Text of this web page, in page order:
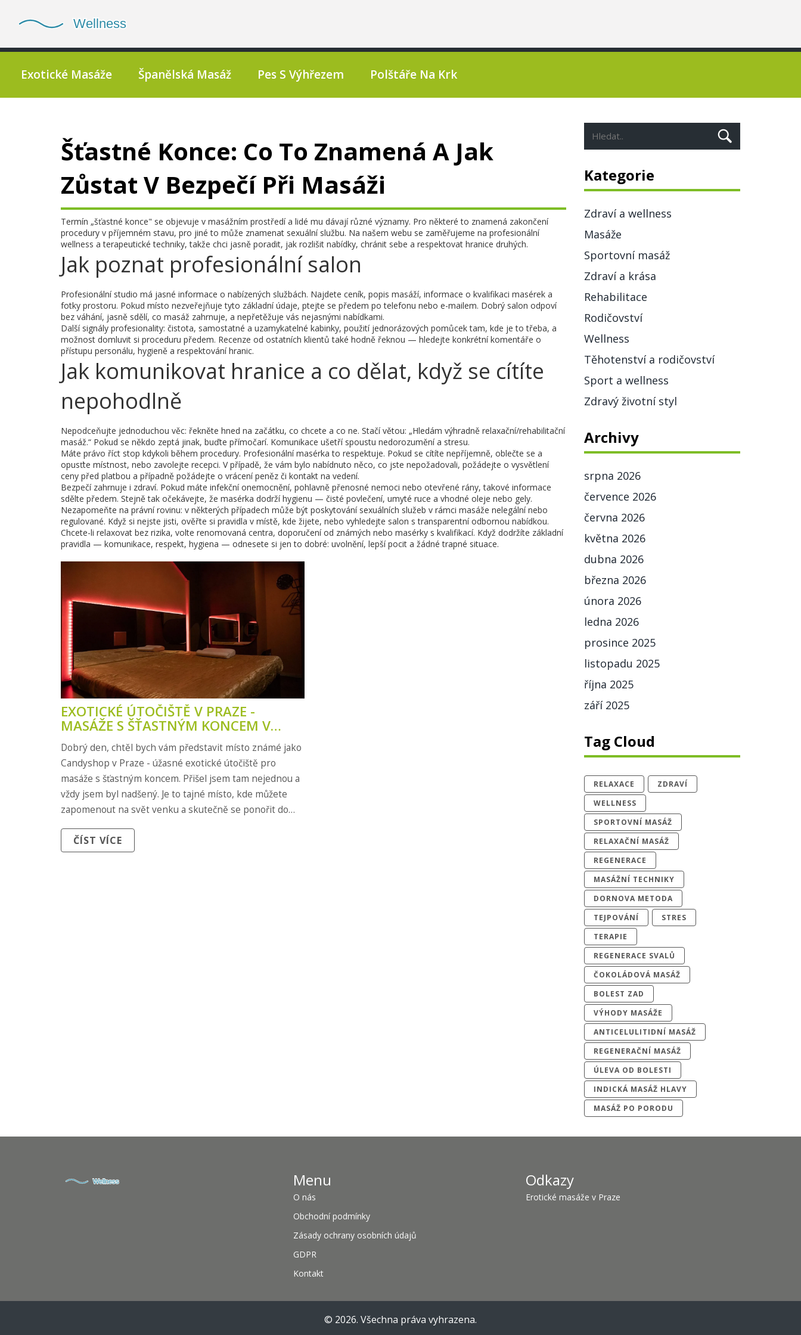
Exotické Masáže Španělská Masáž Pes S Výhřezem Polštáře Na Krk
Šťastné Konce: Co To Znamená A Jak
Zůstat V Bezpečí Při Masáži
Termín „šťastné konce" se objevuje v masážním prostředí a lidé mu dávají různé významy. Pro některé to znamená zakončení
procedury v příjemném stavu, pro jiné to může znamenat sexuální službu. Na našem webu se zaměřujeme na profesionální
wellness a terapeutické techniky, takže chci jasně poradit, jak rozlišit nabídky, chránit sebe a respektovat hranice druhých.
Jak poznat profesionální salon
Profesionální studio má jasné informace o nabízených službách. Najdete ceník, popis masáží, informace o kvalifikaci masérek a
fotky prostoru. Pokud místo nezveřejňuje tyto základní údaje, ptejte se předem po telefonu nebo e-mailem. Dobrý salon odpoví
bez váhání, jasně sdělí, co masáž zahrnuje, a nepřetěžuje vás nejasnými nabídkami.
Další signály profesionality: čistota, samostatné a uzamykatelné kabinky, použití jednorázových pomůcek tam, kde je to třeba, a
možnost domluvit si proceduru předem. Recenze od ostatních klientů také hodně řeknou — hledejte konkrétní komentáře o
přístupu personálu, hygieně a respektování hranic.
Jak komunikovat hranice a co dělat, když se cítíte
nepohodlně
Nepodceňujte jednoduchou věc: řekněte hned na začátku, co chcete a co ne. Stačí větou: „Hledám výhradně relaxační/rehabilitační
masáž.“ Pokud se někdo zeptá jinak, buďte přímočarí. Komunikace ušetří spoustu nedorozumění a stresu.
Máte právo říct stop kdykoli během procedury. Profesionální masérka to respektuje. Pokud se cítíte nepříjemně, oblečte se a
opusťte místnost, nebo zavolejte recepci. V případě, že vám bylo nabídnuto něco, co jste nepožadovali, požádejte o vysvětlení
ceny před platbou a případně požádejte o vrácení peněz či kontakt na vedení.
Bezpečí zahrnuje i zdraví. Pokud máte infekční onemocnění, pohlavně přenosné nemoci nebo otevřené rány, takové informace
sdělte předem. Stejně tak očekávejte, že masérka dodrží hygienu — čisté povlečení, umyté ruce a vhodné oleje nebo gely.
Nezapomeňte na právní rovinu: v některých případech může být poskytování sexuálních služeb v rámci masáže nelegální nebo
regulované. Když si nejste jisti, ověřte si pravidla v místě, kde žijete, nebo vyhledejte salon s transparentní odbornou nabídkou.
Chcete-li relaxovat bez rizika, volte renomovaná centra, doporučení od známých nebo masérky s kvalifikací. Když dodržíte základní
pravidla — komunikace, respekt, hygiena — odnesete si jen to dobré: uvolnění, lepší pocit a žádné trapné situace.
EXOTICKÉ ÚTOČIŠTĚ V PRAZE -
MASÁŽE S ŠŤASTNÝM KONCEM V
CANDYSHOPU
Dobrý den, chtěl bych vám představit místo známé jako
Candyshop v Praze - úžasné exotické útočiště pro
masáže s šťastným koncem. Přišel jsem tam nejednou a
vždy jsem byl nadšený. Je to tajné místo, kde můžete
zapomenout na svět venku a skutečně se ponořit do
maximum a vždy vám poskytnou perfektní relaxaci.
Zkrátka, když hledáte něco extra v Praze, Candyshop je
ČÍST VÍCE
Kategorie
Zdraví a wellness
Masáže
Sportovní masáž
Zdraví a krása
Rehabilitace
Rodičovství
Wellness
Těhotenství a rodičovství
Sport a wellness
Zdravý životní styl
Archivy
srpna 2026
července 2026
června 2026
května 2026
dubna 2026
března 2026
února 2026
ledna 2026
prosince 2025
listopadu 2025
října 2025
září 2025
Tag Cloud
RELAXACE
ZDRAVÍ
WELLNESS
SPORTOVNÍ MASÁŽ
RELAXAČNÍ MASÁŽ
REGENERACE
MASÁŽNÍ TECHNIKY
DORNOVA METODA
TEJPOVÁNÍ
STRES
TERAPIE
REGENERACE SVALŮ
ČOKOLÁDOVÁ MASÁŽ
BOLEST ZAD
VÝHODY MASÁŽE
ANTICELULITIDNÍ MASÁŽ
REGENERAČNÍ MASÁŽ
ÚLEVA OD BOLESTI
INDICKÁ MASÁŽ HLAVY
MASÁŽ PO PORODU
Menu
O nás
Obchodní podmínky
Zásady ochrany osobních údajů
GDPR
Kontakt
Odkazy
Erotické masáže v Praze
© 2026. Všechna práva vyhrazena.